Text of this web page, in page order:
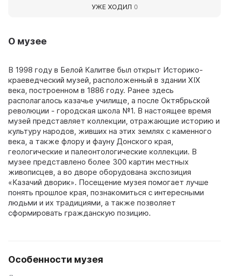
О музее
В 1998 году в Белой Калитве был открыт Историко-
краеведческий музей, расположенный в здании XIX
века, построенном в 1886 году. Ранее здесь
располагалось казачье училище, а после Октябрьской
революции - городская школа №1. В настоящее время
музей представляет коллекции, отражающие историю и
культуру народов, живших на этих землях с каменного
века, а также флору и фауну Донского края,
геологические и палеонтологические коллекции. В
музее представлено более 300 картин местных
живописцев, а во дворе оборудована экспозиция
«Казачий дворик». Посещение музея помогает лучше
понять прошлое края, познакомиться с интересными
людьми и их традициями, а также позволяет
сформировать гражданскую позицию.
Особенности музея
УЖЕ ХОДИЛ 0